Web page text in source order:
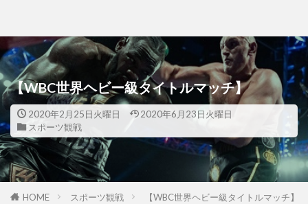
【WBC世界ヘビー級タイトルマッチ】
2020年2月25日火曜日
2020年6月23日火曜日
スポーツ観戦
HOME スポーツ観戦 【WBC世界ヘビー級タイトルマッチ】